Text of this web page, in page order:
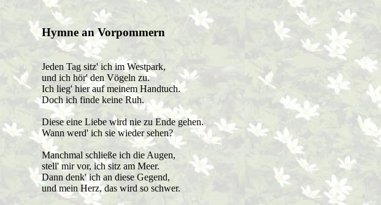
Hymne an Vorpommern
Jeden Tag sitz' ich im Westpark,
und ich hör' den Vögeln zu.
Ich lieg' hier auf meinem Handtuch.
Doch ich finde keine Ruh.
Diese eine Liebe wird nie zu Ende gehen.
Wann werd' ich sie wieder sehen?
Manchmal schließe ich die Augen,
stell' mir vor, ich sitz am Meer.
Dann denk' ich an diese Gegend,
und mein Herz, das wird so schwer.